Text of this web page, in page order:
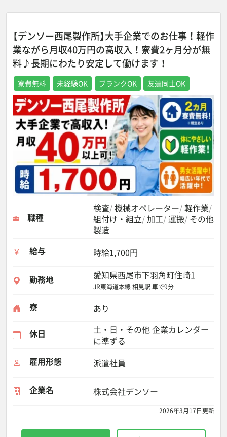
【デンソー西尾製作所】大手企業でのお仕事！軽作
業ながら月収40万円の高収入！寮費2ヶ月分が無
料♪長期にわたり安定して働けます！
寮費無料 未経験OK ブランクOK 友達同士OK
職種
検査 機械オペレーター 軽作業
組付け・組立 加工 運搬 その他
製造
給与
時給1,700円
勤務地 愛知県西尾市下羽角町住崎1
JR東海道本線 相見駅 車で9分
寮 あり
休日
土・日・その他 企業カレンダー
に準ずる
雇用形態
派遣社員
企業名 株式会社デンソー
2026年3月17日更新